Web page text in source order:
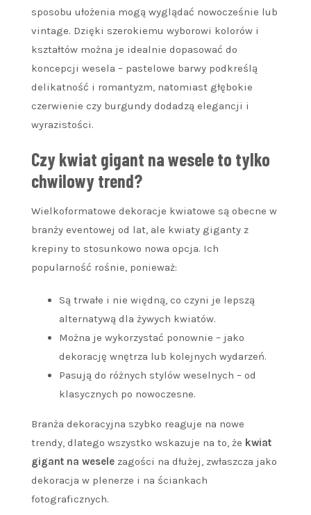
sposobu ułożenia mogą wyglądać nowocześnie lub
vintage. Dzięki szerokiemu wyborowi kolorów i
kształtów można je idealnie dopasować do
koncepcji wesela – pastelowe barwy podkreślą
delikatność i romantyzm, natomiast głębokie
czerwienie czy burgundy dodadzą elegancji i
wyrazistości.
Czy kwiat gigant na wesele to tylko
chwilowy trend?
Wielkoformatowe dekoracje kwiatowe są obecne w
branży eventowej od lat, ale kwiaty giganty z
krepiny to stosunkowo nowa opcja. Ich
popularność rośnie, ponieważ:
Są trwałe i nie więdną, co czyni je lepszą
alternatywą dla żywych kwiatów.
Można je wykorzystać ponownie – jako
dekorację wnętrza lub kolejnych wydarzeń.
Pasują do różnych stylów weselnych – od
klasycznych po nowoczesne.
Branża dekoracyjna szybko reaguje na nowe
trendy, dlatego wszystko wskazuje na to, że kwiat
gigant na wesele zagości na dłużej, zwłaszcza jako
dekoracja w plenerze i na ściankach
fotograficznych.